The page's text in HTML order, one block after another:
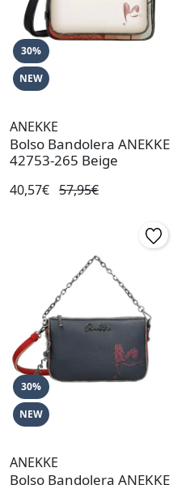
30%
NEW
ANEKKE
Bolso Bandolera ANEKKE
42753-265 Beige
40,57€ 57,95€
30%
NEW
ANEKKE
Bolso Bandolera ANEKKE